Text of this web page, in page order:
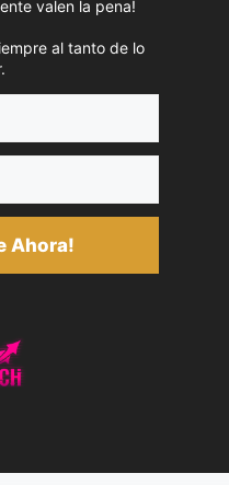
valen la pena!
al tanto de lo
Ahora!